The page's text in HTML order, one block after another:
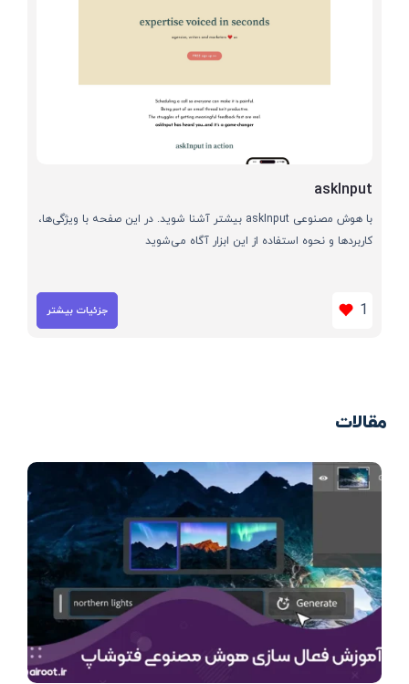
askInput
با هوش مصنوعی askInput بیشتر آشنا شوید. در این صفحه با ویژگی‌ها،
کاربردها و نحوه استفاده از این ابزار آگاه می‌شوید
1 جزئیات بیشتر
مقالات